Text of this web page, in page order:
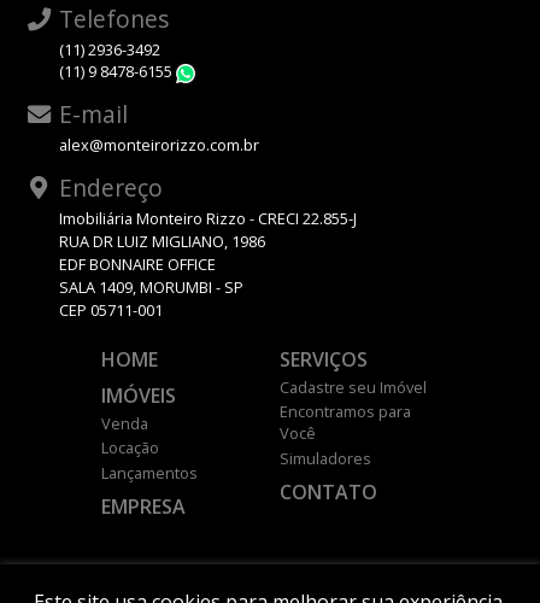
Telefones
(11) 2936-3492
(11) 9 8478-6155
E-mail
alex@monteirorizzo.com.br
Endereço
Imobiliária Monteiro Rizzo - CRECI 22.855-J
RUA DR LUIZ MIGLIANO, 1986
EDF BONNAIRE OFFICE
SALA 1409, MORUMBI - SP
CEP 05711-001
HOME
IMÓVEIS
Venda
Locação
Lançamentos
EMPRESA
SERVIÇOS
Cadastre seu Imóvel
Encontramos para
Você
Simuladores
CONTATO